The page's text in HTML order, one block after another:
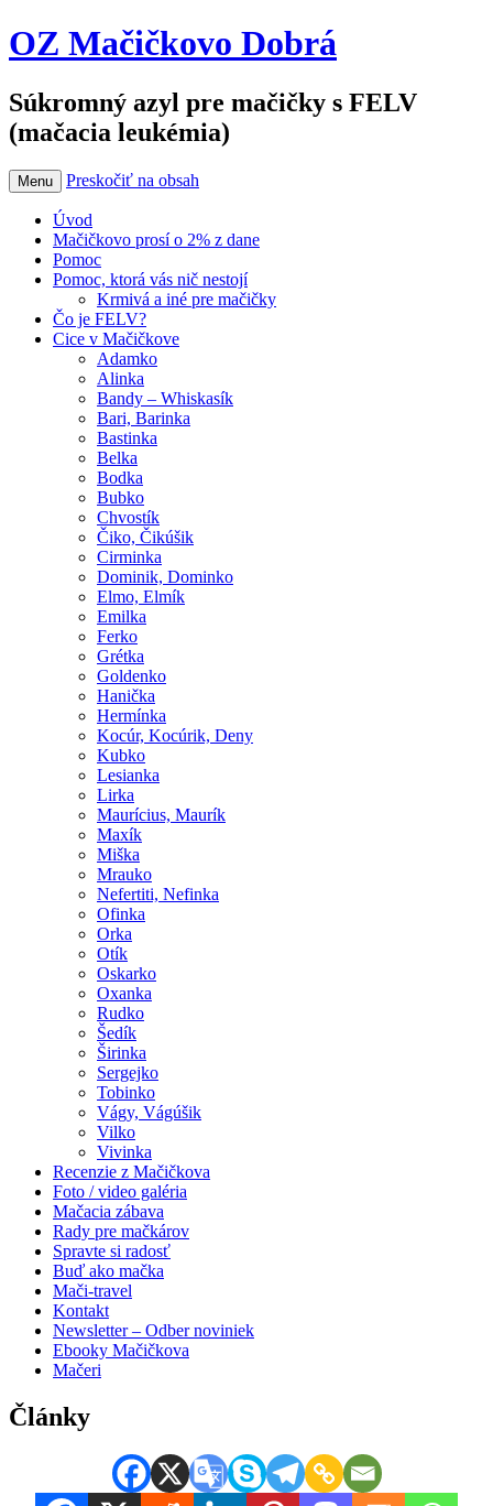
OZ Mačičkovo Dobrá
Súkromný azyl pre mačičky s FELV
(mačacia leukémia)
Menu Preskočiť na obsah
Úvod
Mačičkovo prosí o 2% z dane
Pomoc
Pomoc, ktorá vás nič nestojí
Krmivá a iné pre mačičky
Čo je FELV?
Cice v Mačičkove
Adamko
Alinka
Bandy – Whiskasík
Bari, Barinka
Bastinka
Belka
Bodka
Bubko
Chvostík
Čiko, Čikúšik
Cirminka
Dominik, Dominko
Elmo, Elmík
Emilka
Ferko
Grétka
Goldenko
Hanička
Hermínka
Kocúr, Kocúrik, Deny
Kubko
Lesianka
Lirka
Maurícius, Maurík
Maxík
Miška
Mrauko
Nefertiti, Nefinka
Ofinka
Orka
Otík
Oskarko
Oxanka
Rudko
Šedík
Širinka
Sergejko
Tobinko
Vágy, Vágúšik
Vilko
Vivinka
Recenzie z Mačičkova
Foto / video galéria
Mačacia zábava
Rady pre mačkárov
Spravte si radosť
Buď ako mačka
Mači-travel
Kontakt
Newsletter – Odber noviniek
Ebooky Mačičkova
Mačeri
Články